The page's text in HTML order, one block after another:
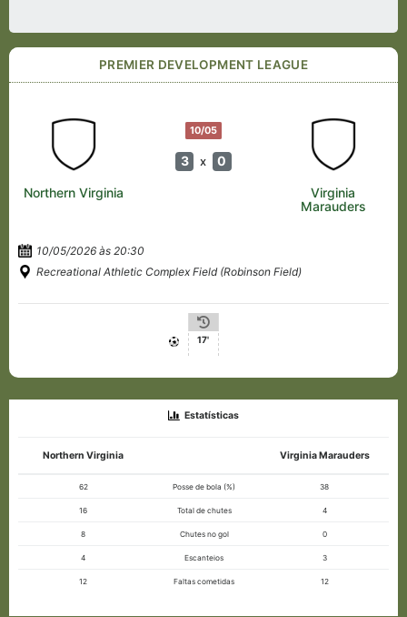
PREMIER DEVELOPMENT LEAGUE
10/05
3 x 0
Northern Virginia
Virginia
Marauders
10/05/2026 às 20:30
Recreational Athletic Complex Field (Robinson Field)
17'
Estatísticas
Northern Virginia Virginia Marauders
62 Posse de bola (%) 38
16 Total de chutes 4
8 Chutes no gol 0
4 Escanteios 3
12 Faltas cometidas 12